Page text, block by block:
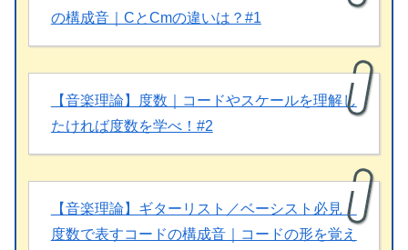
の構成音｜CとCmの違いは？#1
【音楽理論】度数｜コードやスケールを理解し
たければ度数を学べ！#2
【音楽理論】ギターリスト／ベーシスト必見！
度数で表すコードの構成音｜コードの形を覚え